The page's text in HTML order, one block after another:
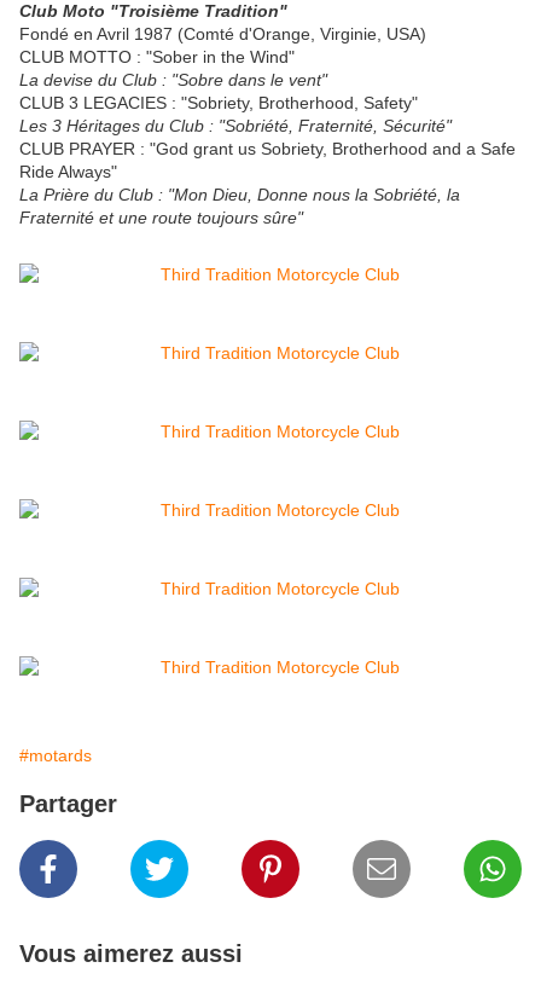
Club Moto "Troisième Tradition"
Fondé en Avril 1987 (Comté d'Orange, Virginie, USA)
CLUB MOTTO : "Sober in the Wind"
La devise du Club : "Sobre dans le vent"
CLUB 3 LEGACIES : "Sobriety, Brotherhood, Safety"
Les 3 Héritages du Club : "Sobriété, Fraternité, Sécurité"
CLUB PRAYER : "God grant us Sobriety, Brotherhood and a Safe
Ride Always"
La Prière du Club : "Mon Dieu, Donne nous la Sobriété, la
Fraternité et une route toujours sûre"
#motards
Partager
Vous aimerez aussi